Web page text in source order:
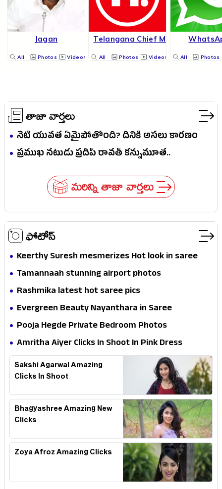
Jagan
All Photos Videos
Telangana Chief Minister
All Photos Videos All Photos
తాజా వార్తలు
నేటి యువత ఏమైపోతోంది? దీనికి అసలు కారణం
ఎవరు?
ప్రముఖ నటుడు ప్రదీప్ రావత్ కన్నుమూత..
మరిన్ని తాజా వార్తలు
ఫోటోస్
Keerthy Suresh mesmerizes Hot look in saree
Tamannaah stunning airport photos
Rashmika latest hot saree pics
Evergreen Beauty Nayanthara in Saree
Pooja Hegde Private Bedroom Photos
Amritha Aiyer Clicks In Shoot In Pink Dress
Sakshi Agarwal Amazing
Clicks In Shoot
Bhagyashree Amazing New
Clicks
Zoya Afroz Amazing Clicks